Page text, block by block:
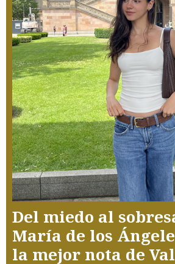
Del miedo al
María de los
la mejor nota de